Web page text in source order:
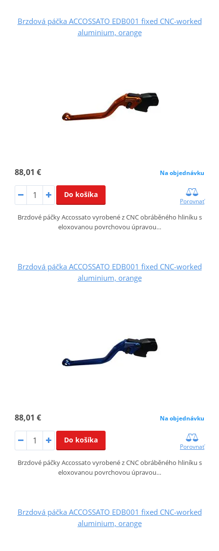
Brzdová páčka ACCOSSATO EDB001 fixed CNC-worked
aluminium, orange
88,01 € Na objednávku
Do košíka
Porovnať
Brzdové páčky Accossato vyrobené z CNC obráběného hliníku s
eloxovanou povrchovou úpravou…
Brzdová páčka ACCOSSATO EDB001 fixed CNC-worked
aluminium, orange
88,01 € Na objednávku
Do košíka
Porovnať
Brzdové páčky Accossato vyrobené z CNC obráběného hliníku s
eloxovanou povrchovou úpravou…
Brzdová páčka ACCOSSATO EDB001 fixed CNC-worked
aluminium, orange